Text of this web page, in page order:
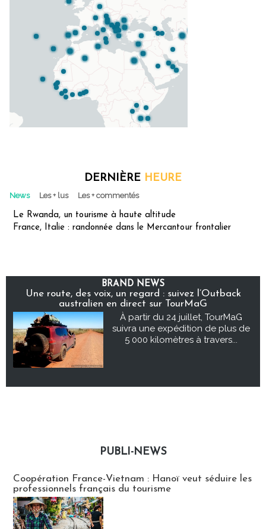
DERNIÈRE HEURE
News Les + lus Les + commentés
Le Rwanda, un tourisme à haute altitude
France, Italie : randonnée dans le Mercantour frontalier
BRAND NEWS
Une route, des voix, un regard : suivez l’Outback
australien en direct sur TourMaG
À partir du 24 juillet, TourMaG
suivra une expédition de plus de
5 000 kilomètres à travers...
PUBLI-NEWS
Coopération France-Vietnam : Hanoï veut séduire les
professionnels français du tourisme